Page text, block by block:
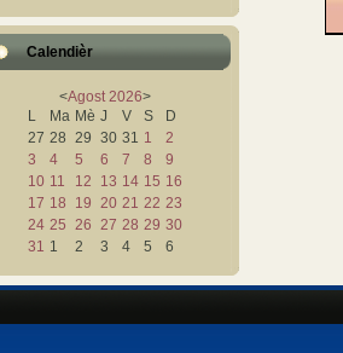
Calendièr
<Agost 2026>
L
Ma Mè J V S
D
27 28 29 30 31 1
2
3
4 5 6 7 8
9
10 11 12 13 14 15 16
17 18 19 20 21 22 23
24 25 26 27 28 29 30
31 1 2 3 4 5 6